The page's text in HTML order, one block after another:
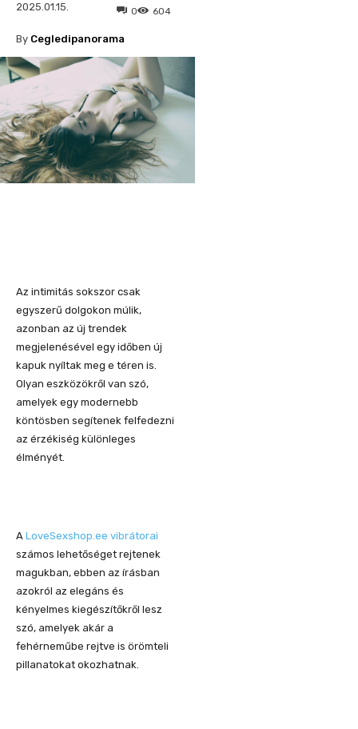
2025.01.15. 604
0
By Cegledipanorama
Az intimitás sokszor csak
egyszerű dolgokon múlik,
azonban az új trendek
megjelenésével egy időben új
kapuk nyíltak meg e téren is.
Olyan eszközökről van szó,
amelyek egy modernebb
köntösben segítenek felfedezni
az érzékiség különleges
élményét.
A LoveSexshop.ee vibrátorai
számos lehetőséget rejtenek
magukban, ebben az írásban
azokról az elegáns és
kényelmes kiegészítőkről lesz
szó, amelyek akár a
fehérneműbe rejtve is örömteli
pillanatokat okozhatnak.